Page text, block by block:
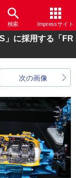
検索 Impressサイト
」に採用する「FR
次の画像